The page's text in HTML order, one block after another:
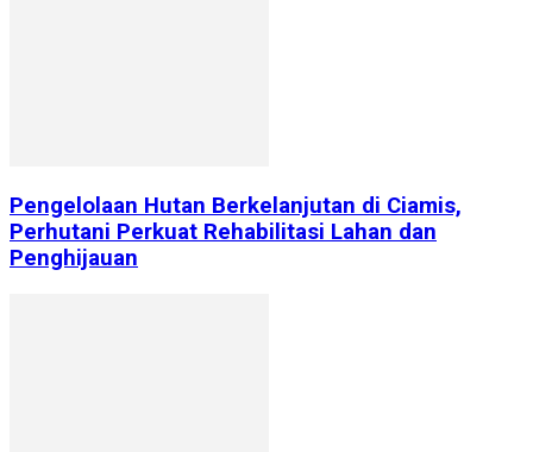
Pengelolaan Hutan Berkelanjutan di Ciamis,
Perhutani Perkuat Rehabilitasi Lahan dan
Penghijauan